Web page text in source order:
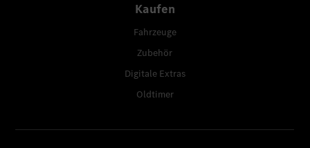
Kaufen
Fahrzeuge
Zubehör
Digitale Extras
Oldtimer